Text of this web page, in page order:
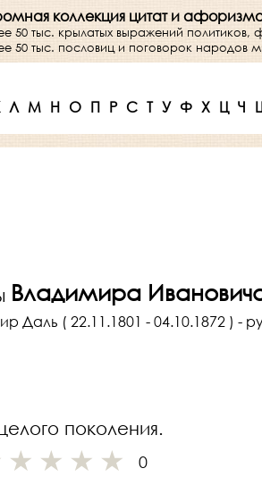
коллекция цитат и
50 тыс. крылатых выражений
50 тыс. пословиц и поговорок народов
Л М Н О П Р С Т У Ф Х Ц Ч
Владимира
Даль ( 22.11.1801 - 04.10.1872 ) -
поколения.
0